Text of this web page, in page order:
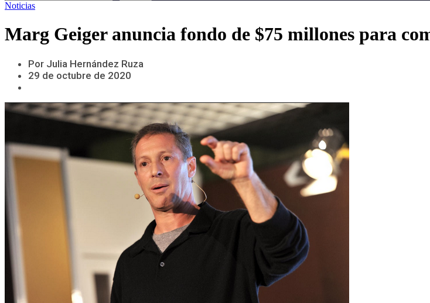
Noticias
Marg Geiger anuncia fondo de $75 millones para
Por Julia Hernández Ruza
29 de octubre de 2020